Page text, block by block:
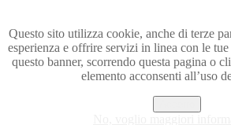
Questo sito utilizza cookie, anche di terze
esperienza e offrire servizi in linea con le
questo banner, scorrendo questa pagina o
elemento acconsenti all’uso
Visita i forum di SOS-OFFICE